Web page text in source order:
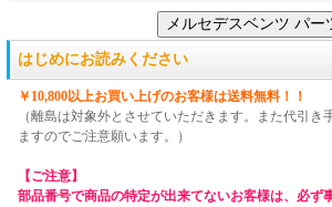
はじめにお読みください
￥10,800以上お買い上げのお客様は送料無料！！
（離島は対象外とさせていただきます。また代引き
ますのでご注意願います。）
【ご注意】
部品番号で商品の特定が出来てないお客様は、必ず